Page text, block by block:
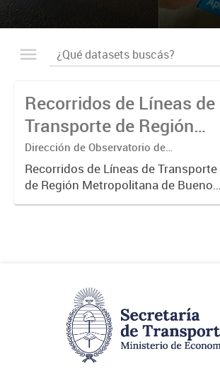
Recorridos de Líneas de
Transporte de Región
Metropolitana de
Buenos Aires (RMBA)
Dirección de Observatorio de
Transporte, Estudio y Sistemas
Recorridos de Líneas de Transporte
de Región Metropolitana de Buenos
Aires (RMBA).-